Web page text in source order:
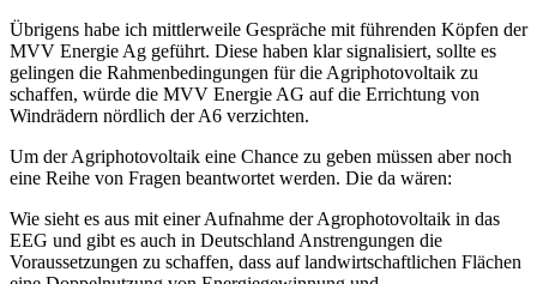
Übrigens habe ich mittlerweile Gespräche mit führenden Köpfen der
MVV Energie Ag geführt. Diese haben klar signalisiert, sollte es
gelingen die Rahmenbedingungen für die Agriphotovoltaik zu
schaffen, würde die MVV Energie AG auf die Errichtung von
Windrädern nördlich der A6 verzichten.
Um der Agriphotovoltaik eine Chance zu geben müssen aber noch
eine Reihe von Fragen beantwortet werden. Die da wären:
Wie sieht es aus mit einer Aufnahme der Agrophotovoltaik in das
EEG und gibt es auch in Deutschland Anstrengungen die
Voraussetzungen zu schaffen, dass auf landwirtschaftlichen Flächen